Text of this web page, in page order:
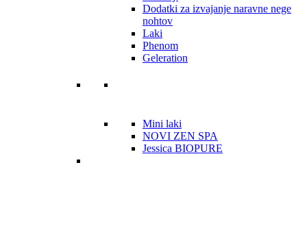
Dodatki za izvajanje naravne nege
nohtov
Laki
Phenom
Geleration
Mini laki
NOVI ZEN SPA
Jessica BIOPURE